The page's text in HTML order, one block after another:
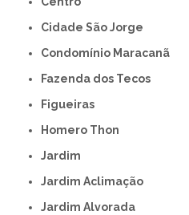
Cidade São Jorge
Condomínio Maracanã
Fazenda dos Tecos
Figueiras
Homero Thon
Jardim
Jardim Aclimação
Jardim Alvorada